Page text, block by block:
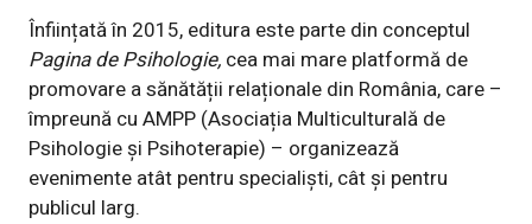
Înființată în 2015, editura este parte din conceptul
Pagina de Psihologie, cea mai mare platformă de
promovare a sănătății relaționale din România, care –
împreună cu AMPP (Asociația Multiculturală de
Psihologie și Psihoterapie) – organizează
evenimente atât pentru specialiști, cât și pentru
publicul larg.